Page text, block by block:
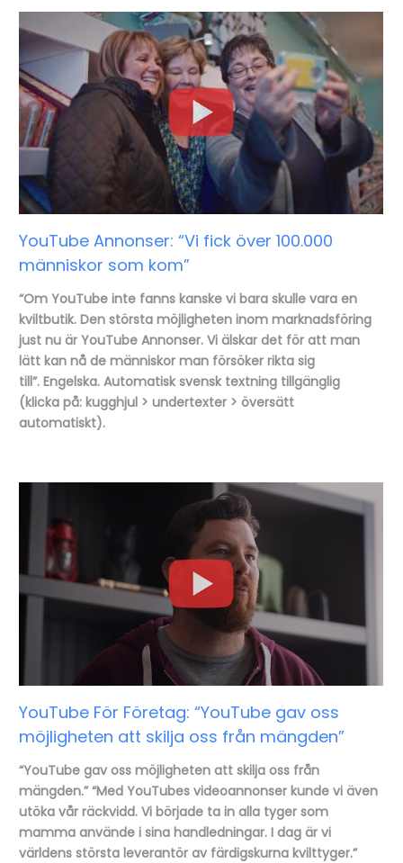
YouTube Annonser: “Vi fick över 100.000
människor som kom”
“Om YouTube inte fanns kanske vi bara skulle vara en
kviltbutik. Den största möjligheten inom marknadsföring
just nu är YouTube Annonser. Vi älskar det för att man
lätt kan nå de människor man försöker rikta sig
till”. Engelska. Automatisk svensk textning tillgänglig
(klicka på: kugghjul > undertexter > översätt
automatiskt).
YouTube För Företag: “YouTube gav oss
möjligheten att skilja oss från mängden”
“YouTube gav oss möjligheten att skilja oss från
mängden.” “Med YouTubes videoannonser kunde vi även
utöka vår räckvidd. Vi började ta in alla tyger som
mamma använde i sina handledningar. I dag är vi
världens största leverantör av färdigskurna kvilttyger.”